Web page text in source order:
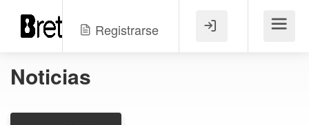
Registrarse Menú
Noticias